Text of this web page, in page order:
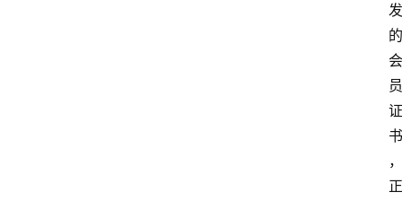
发
的
会
员
证
书
，
正